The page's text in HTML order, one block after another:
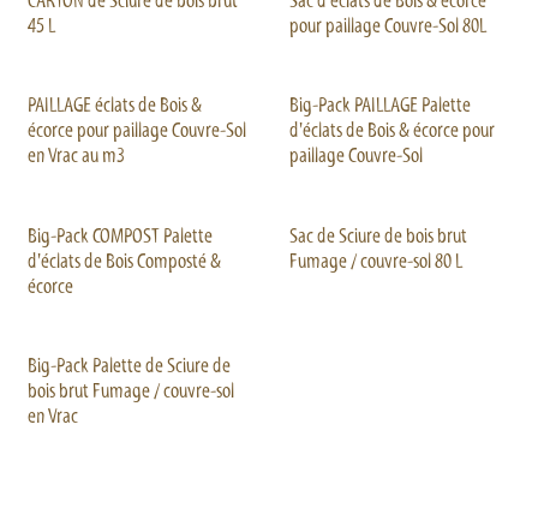
Sur commande
45 L
pour paillage Couvre-Sol 80L
Sur commande
PAILLAGE éclats de Bois &
écorce pour paillage Couvre-Sol
en Vrac au m3
Sur commande
Big-Pack PAILLAGE Palette
d'éclats de Bois & écorce pour
paillage Couvre-Sol
Sur commande
Big-Pack COMPOST Palette
d'éclats de Bois Composté &
écorce
Sac de Sciure de bois brut
Fumage / couvre-sol 80 L
Sur commande
Big-Pack Palette de Sciure de
bois brut Fumage / couvre-sol
en Vrac